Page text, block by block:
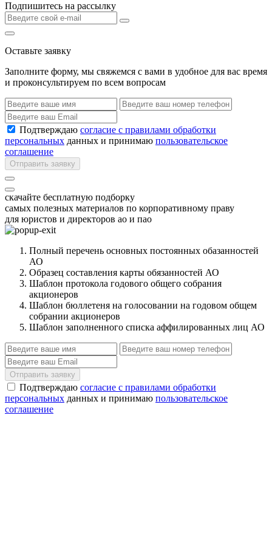
Подпишитесь на рассылку
Оставьте заявку
Заполните форму, мы свяжемся с вами в удобное для вас время
и проконсультируем по всем вопросам
Подтверждаю согласие с правилами обработки
персональных данных и принимаю пользовательское
соглашение
Отправить заявку
скачайте бесплатную подборку
самых полезных материалов по корпоративному праву
для юристов и директоров ао и пао
Полный перечень основных постоянных обазанностей
АО
Образец составления карты обязанностей АО
Шаблон протокола годового общего собрания
акционеров
Шаблон бюллетеня на голосовании на годовом общем
собрании акционеров
Шаблон заполненного списка аффилированных лиц АО
Отправить заявку
Подтверждаю согласие с правилами обработки
персональных данных и принимаю пользовательское
соглашение